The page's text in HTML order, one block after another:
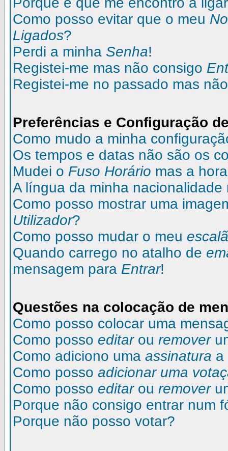
Como posso evitar que o meu
Ligados?
Perdi a minha Senha!
Registei-me mas não consigo
Registei-me no passado mas
Preferências e Configuração
Como mudo a minha
Os tempos e datas não são os
Mudei o Fuso Horário mas a
A língua da minha
Como posso mostrar uma
Utilizador?
Como posso mudar o meu
Quando carrego no atalho de
mensagem para Entrar!
Questões na colocação de
Como posso colocar uma
Como posso editarou remover
Como adiciono uma assinatura a
Como posso adicionar uma
Como posso editarou remover
Porque não consigo entrar num
Porque não posso votar?